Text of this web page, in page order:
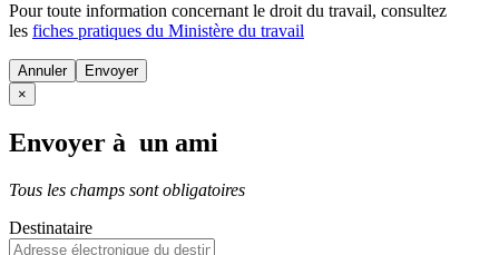
Pour toute information concernant le droit du travail, consultez
les fiches pratiques du Ministère du travail
Annuler
×
Envoyer à un ami
Tous les champs sont obligatoires
Destinataire